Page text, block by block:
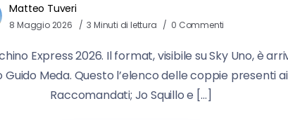
Matteo Tuveri
8 Maggio 2026 3 Minuti di lettura 0 Commenti
Express 2026. Il format, visibile su Sky Uno, è
Meda. Questo l’elenco delle coppie presenti
Raccomandati; Jo Squillo e […]